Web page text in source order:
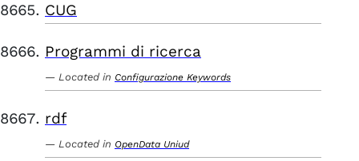
CUG
Programmi di ricerca
Located in Configurazione Keywords
rdf
Located in OpenData Uniud